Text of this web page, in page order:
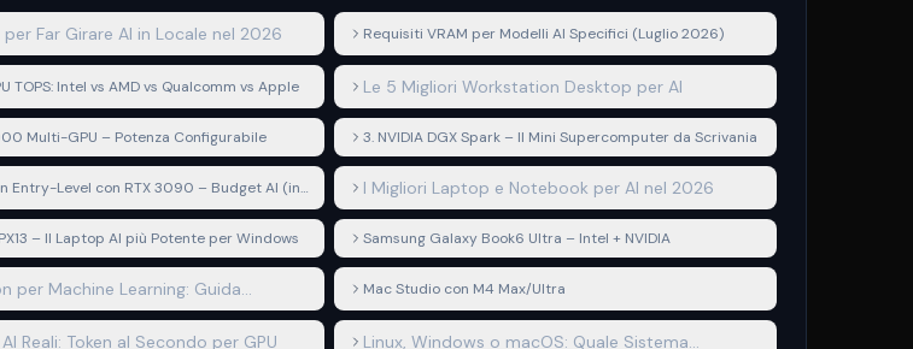
per Far Girare AI in Locale nel 2026 Requisiti VRAM per Modelli AI Specifici (Luglio 2026)
TOPS: Intel vs AMD vs Qualcomm vs Apple Le 5 Migliori Workstation Desktop per AI
Multi-GPU – Potenza Configurabile 3. NVIDIA DGX Spark – Il Mini Supercomputer da Scrivania
Entry-Level con RTX 3090 – Budget AI (in
I Migliori Laptop e Notebook per AI nel 2026
– Il Laptop AI più Potente per Windows Samsung Galaxy Book6 Ultra – Intel + NVIDIA
per Machine Learning: Guida
Mac Studio con M4 Max/Ultra
Reali: Token al Secondo per GPU
Linux, Windows o macOS: Quale Sistema